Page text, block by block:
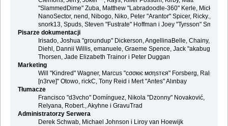
"SlammedDime" Zuba, Matthew "Labradoodle-360" Kerle, Mick.,
NanoSector, nend, Nibogo, Niko, Peter "Arantor" Spicer, Ricky.,
snork13, Spuds, Steven "Fustrate" Hoffman i Joey "Tyrsson" Smith
Pisarze dokumentacji
Irisado, Joshua "groundup" Dickerson, AngellinaBelle, Chainy,
Diehl, Dannii Willis, emanuele, Graeme Spence, Jack "akabugeyes"
Thorsen, Jade Elizabeth Trainor i Peter Duggan
Marketing
Will "Kindred" Wagner, Marcus "cσσкιє мσηѕтєя" Forsberg, Ralph "
[n3rve]" Otowo, rickC, Tony Reid i Mert "Antes" Alınbay
Tłumacze
Francisco "d3vcho" Domínguez, Nikola "Dzonny" Novaković,
Relyana, Robert., Akyhne i GravuTrad
Administratorzy Serwera
Derek Schwab, Michael Johnson i Liroy van Hoewijk